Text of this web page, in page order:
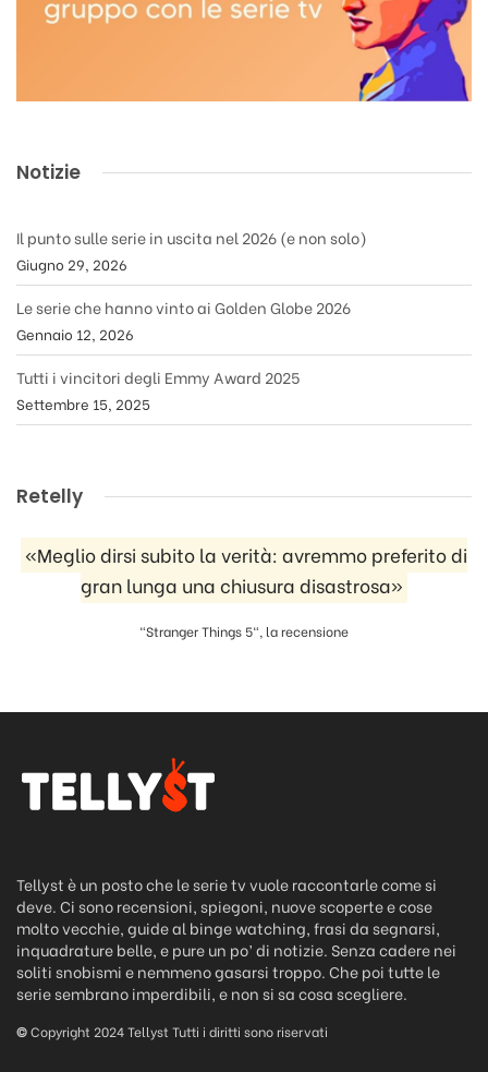
Notizie
Il punto sulle serie in uscita nel 2026 (e non solo)
Giugno 29, 2026
Le serie che hanno vinto ai Golden Globe 2026
Gennaio 12, 2026
Tutti i vincitori degli Emmy Award 2025
Settembre 15, 2025
Retelly
«Meglio dirsi subito la verità: avremmo preferito di
gran lunga una chiusura disastrosa»
"Stranger Things 5", la recensione
Tellyst è un posto che le serie tv vuole raccontarle come si
deve. Ci sono recensioni, spiegoni, nuove scoperte e cose
molto vecchie, guide al binge watching, frasi da segnarsi,
inquadrature belle, e pure un po’ di notizie. Senza cadere nei
soliti snobismi e nemmeno gasarsi troppo. Che poi tutte le
serie sembrano imperdibili, e non si sa cosa scegliere.
©Copyright 2024 Tellyst Tutti i diritti sono riservati